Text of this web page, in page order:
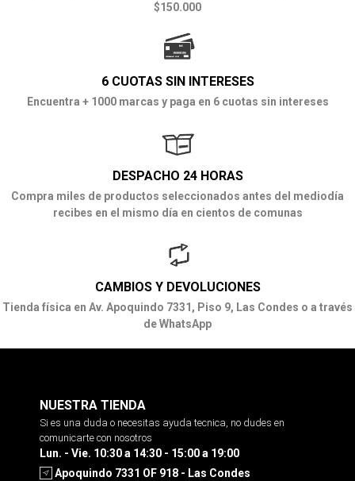
$150.000
6 CUOTAS SIN INTERESES
Encuentra + 1000 marcas y paga en 6 cuotas sin intereses
DESPACHO 24 HORAS
Compra miles de productos seleccionados antes del mediodía
recibes en el mismo día en cientos de comunas
CAMBIOS Y DEVOLUCIONES
Tienda física en Av. Apoquindo 7331, Piso 9, Las Condes o a través
de WhatsApp
NUESTRA TIENDA
Si es una duda o necesitas ayuda tecnica, no dudes en
comunicarte con nosotros
Lun. - Vie. 10:30 a 14:30 - 15:00 a 19:00
Apoquindo 7331 OF 918 - Las Condes